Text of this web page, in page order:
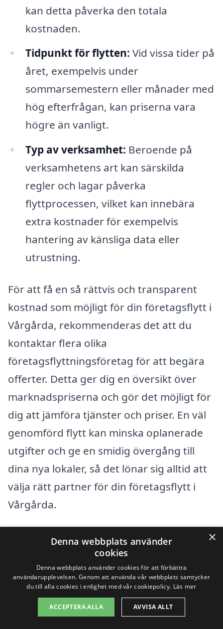
kan detta påverka den totala
kostnaden.
Tidpunkt för flytten: Vid vissa tider på
året, exempelvis under
sommarsemestern eller månader med
hög efterfrågan, kan priserna vara
högre än vanligt.
Typ av verksamhet: Beroende på
verksamhetens art kan särskilda
regler och lagar påverka
flyttprocessen, vilket kan innebära
extra kostnader för exempelvis
hantering av känsliga data eller
utrustning.
För att få en så rättvis och transparent
kostnad som möjligt för din företagsflytt i
Vårgårda, rekommenderas det att du
kontaktar flera olika
företagsflyttningsföretag för att begära
offerter. Detta ger dig en översikt över
marknadspriserna och gör det möjligt för
dig att jämföra tjänster och priser. En väl
genomförd flytt kan minska oplanerade
utgifter och ge en smidig övergång till
dina nya lokaler, så det lönar sig alltid att
välja rätt partner för din företagsflytt i
Vårgårda.
Få 3 erbjudanden, gratis och utan
Sök efter en
×
Denna webbplats använder
cookies
Denna webbplats använder cookies för att förbättra
användarupplevelsen. Genom att använda vår webbplats samtycker
du till alla cookies i enlighet med vår cookiepolicy. Läs mer
ACCEPTERA ALLA AVVISA ALLT